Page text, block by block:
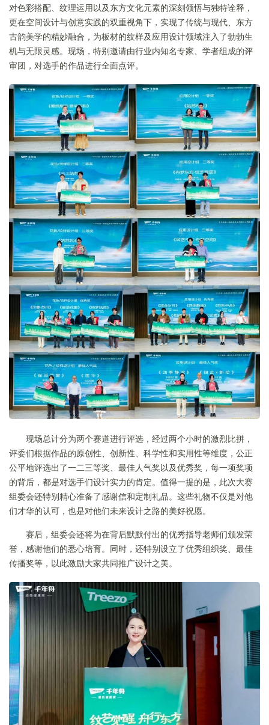
对色彩搭配、纹理运用以及东方文化元素的深刻领悟与独特诠释，
更在空间设计与创意实践的双重视角下，实现了传统与现代、东方
古韵美学的精妙融合，为板材的纹样及应用设计领域注入了勃勃生
机与无限灵感。现场，特别邀请由行业内知名专家、学者组成的评
审团，对选手的作品进行全面点评。
现场总计分为两个赛道进行评选，经过两个小时的激烈比拼，
评委们根据作品的原创性、创新性、科学性和实用性等维度，公正
公平地评选出了一二三等奖、最佳人气奖以及优秀奖，每一项奖项
的背后，都是对选手们设计实力的肯定。值得一提的是，此次大赛
组委会还特别精心准备了感谢信和定制礼品。这些礼物不仅是对他
们才华的认可，也是对他们未来设计之路的美好祝愿。
赛后，组委会还将为在背后默默付出的优秀指导老师们颁发荣
誉，感谢他们的悉心培育。同时，还特别设立了优秀组织奖、最佳
传播奖等，以此激励大家共同推广设计之美。